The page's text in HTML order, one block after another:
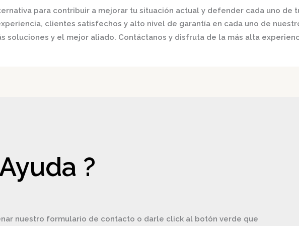
para contribuir a mejorar tu situación actual y defender cada uno de
clientes satisfechos y alto nivel de garantía en cada uno de
soluciones y el mejor aliado. Contáctanos y disfruta de la más alta
?
nuestro formulario de contacto o darle click al botón verde que